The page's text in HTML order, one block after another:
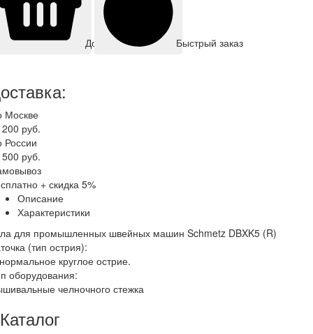
Добавить корзину Быстрый заказ
Москве
200 руб.
России
500 руб.
+ скидка 5%
Описание
Характеристики
для промышленных швейных машин Schmetz DBXK5 (R)
(тип острия):
круглое острие.
оборудования:
челночного стежка
Каталог